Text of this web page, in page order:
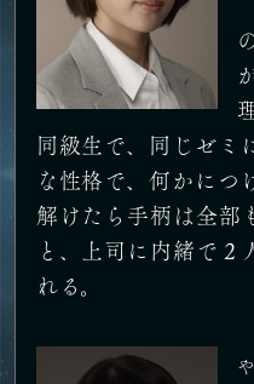
同級生で、同じゼミ
な性格で、何かにつ
解けたら手柄は全部
と、上司に内緒で２
れる。